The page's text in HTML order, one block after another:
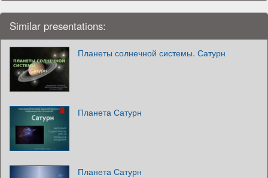
Similar presentations:
Планеты солнечной системы. Сатурн
Планета Сатурн
Планета Сатурн